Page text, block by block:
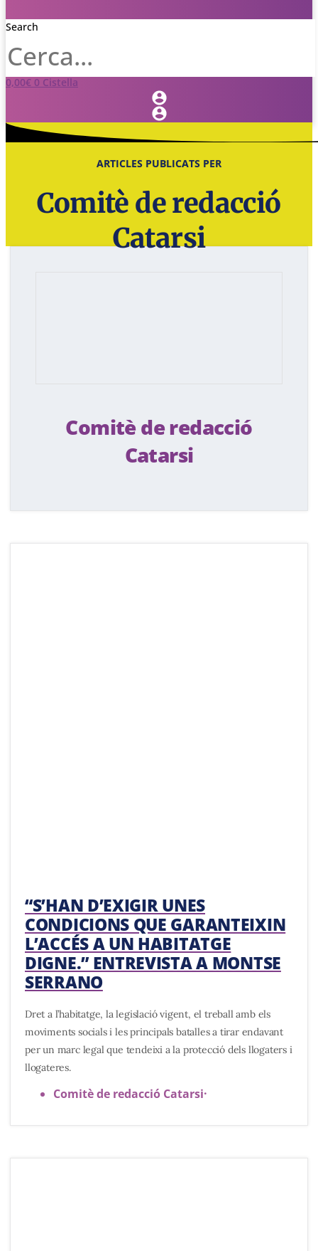
Search
0,00€ 0 Cistella
ARTICLES PUBLICATS PER
Comitè de redacció
Catarsi
Comitè de redacció
Catarsi
“S’HAN D’EXIGIR UNES
CONDICIONS QUE GARANTEIXIN
L’ACCÉS A UN HABITATGE
DIGNE.” ENTREVISTA A MONTSE
SERRANO
Dret a l’habitatge, la legislació vigent, el treball amb els
moviments socials i les principals batalles a tirar endavant
per un marc legal que tendeixi a la protecció dels llogaters i
llogateres.
Comitè de redacció Catarsi·